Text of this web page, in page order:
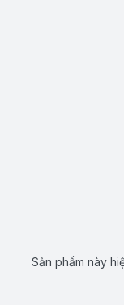
Sản phẩm này